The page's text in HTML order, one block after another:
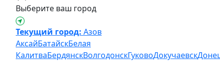
Выберите ваш город
Текущий город: Азов
АксайБатайскБелая
КалитваБердянскВолгодонскГуковоДокучаевск